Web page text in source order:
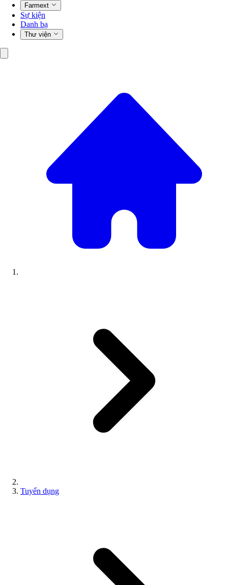
Farmext
Sự kiện
Danh bạ
Thư viện
Tuyển dụng